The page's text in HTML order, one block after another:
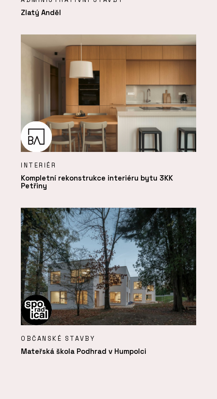
Zlatý Anděl
INTERIÉR
Kompletní rekonstrukce interiéru bytu 3KK
Petřiny
OBČANSKÉ STAVBY
Mateřská škola Podhrad v Humpolci